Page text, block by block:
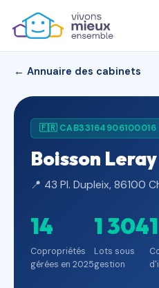
← Annuaire des cabinets
🇫🇷 CAB33164906100016
Boisson Leray
📍 43 Pl. Dupleix, 86100
14
Copropriétés
gérées en 2025
1 304
Lots sous
gestion
1